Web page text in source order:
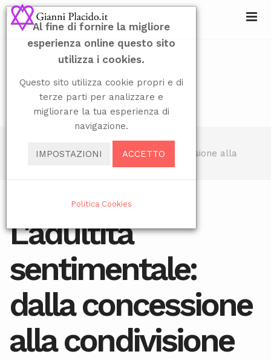
Blog
L'adultità sentimentale: dalla concessione alla
10 GIUGNO 2024
L'adultità
sentimentale:
dalla concessione
alla condivisione
Al fine di fornire la migliore
esperienza online questo sito
utilizza i cookies.
Questo sito utilizza cookie propri e di
terze parti per analizzare e
migliorare la tua esperienza di
navigazione.
IMPOSTAZIONI ACCETTO
Politica Cookies